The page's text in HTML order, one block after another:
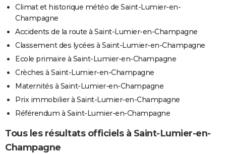
Climat et historique météo de Saint-Lumier-en-
Champagne
Accidents de la route à Saint-Lumier-en-Champagne
Classement des lycées à Saint-Lumier-en-Champagne
Ecole primaire à Saint-Lumier-en-Champagne
Crèches à Saint-Lumier-en-Champagne
Maternités à Saint-Lumier-en-Champagne
Prix immobilier à Saint-Lumier-en-Champagne
Référendum à Saint-Lumier-en-Champagne
Tous les résultats officiels à Saint-Lumier-en-
Champagne